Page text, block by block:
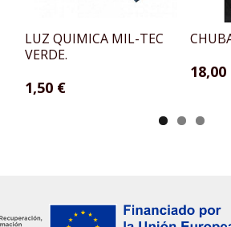
LUZ QUIMICA MIL-TEC
VERDE.
1,50 €
18,00